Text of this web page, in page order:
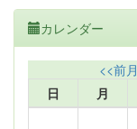
カレンダー
<<前月
日
月